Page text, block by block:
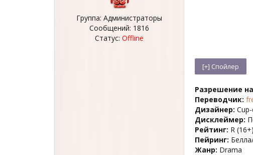
Группа: Администраторы
Сообщений: 1816
Статус: Offline
Разрешение
Переводчик:
Дизайнер:
Дисклеймер:
Рейтинг: R (16+)
Пейринг:
Жанр: Drama